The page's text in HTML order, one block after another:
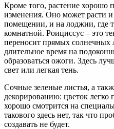
Кроме того, растение хорошо
изменения. Оно может расти
помещении, и на лоджии, где
комнатной. Роициссус – это
переносит прямых солнечных
длительное время на
образоваться ожоги. Здесь
свет или легкая тень.
Сочные зеленые листья, а
декорированию: цветок легко
хорошо смотрится на
такового здесь нет, так что
создавать не будет.